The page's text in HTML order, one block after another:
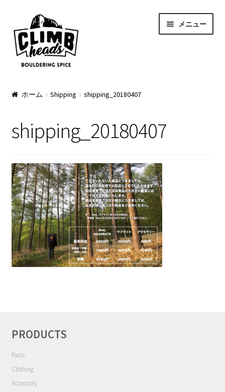
ビ
ゲ
ー
ン
キ
ン
テ
ン
ス
プ
メニュー
Apparel
Bag & Accessory
Pad Option
Custom Charge
NEWS
INFO
Shipping
ホーム Shipping shipping_20180407
shipping_20180407
PRODUCTS
Pads
Clothing
Accessory